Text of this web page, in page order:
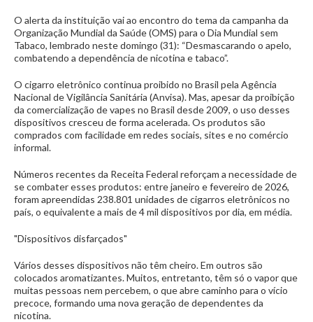
O alerta da instituição vai ao encontro do tema da campanha da
Organização Mundial da Saúde (OMS) para o Dia Mundial sem
Tabaco, lembrado neste domingo (31): “Desmascarando o apelo,
combatendo a dependência de nicotina e tabaco”.
O cigarro eletrônico continua proibido no Brasil pela Agência
Nacional de Vigilância Sanitária (Anvisa). Mas, apesar da proibição
da comercialização de vapes no Brasil desde 2009, o uso desses
dispositivos cresceu de forma acelerada. Os produtos são
comprados com facilidade em redes sociais, sites e no comércio
informal.
Números recentes da Receita Federal reforçam a necessidade de
se combater esses produtos: entre janeiro e fevereiro de 2026,
foram apreendidas 238.801 unidades de cigarros eletrônicos no
país, o equivalente a mais de 4 mil dispositivos por dia, em média.
"Dispositivos disfarçados"
Vários desses dispositivos não têm cheiro. Em outros são
colocados aromatizantes. Muitos, entretanto, têm só o vapor que
muitas pessoas nem percebem, o que abre caminho para o vício
precoce, formando uma nova geração de dependentes da
nicotina.